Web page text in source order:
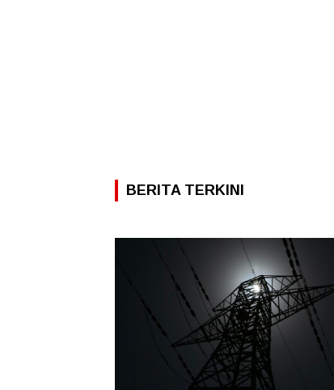
BERITA TERKINI